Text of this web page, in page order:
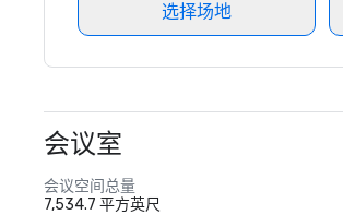
选择场地
会议室
会议空间总量
7,534.7 平方英尺